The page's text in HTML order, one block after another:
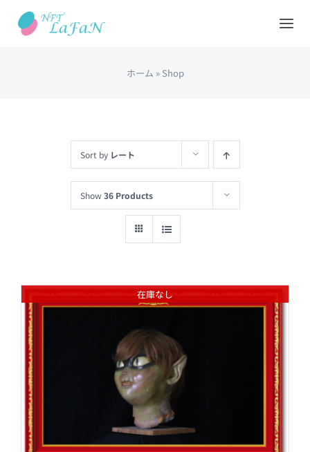
Skip
HOME
NFTショップ
REDEEM(現物と交換)
カート
ホーム » Shop
Sort by レート
Show 36 Products
在庫なし